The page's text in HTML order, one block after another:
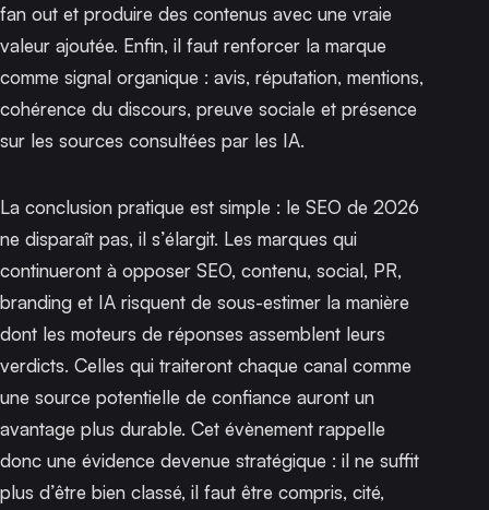
fan out et produire des contenus avec une vraie
valeur ajoutée. Enfin, il faut renforcer la marque
comme signal organique : avis, réputation, mentions,
cohérence du discours, preuve sociale et présence
sur les sources consultées par les IA.
La conclusion pratique est simple : le SEO de 2026
ne disparaît pas, il s’élargit. Les marques qui
continueront à opposer SEO, contenu, social, PR,
branding et IA risquent de sous-estimer la manière
dont les moteurs de réponses assemblent leurs
verdicts. Celles qui traiteront chaque canal comme
une source potentielle de confiance auront un
avantage plus durable. Cet évènement rappelle
donc une évidence devenue stratégique : il ne suffit
plus d’être bien classé, il faut être compris, cité,